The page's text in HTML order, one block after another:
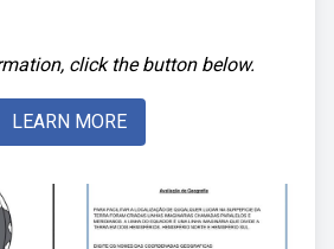
click the button below.
LEARN MORE